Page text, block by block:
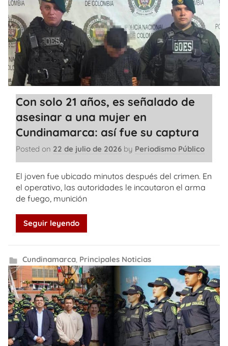
Con solo 21 años, es señalado de
asesinar a una mujer en
Cundinamarca: así fue su captura
Posted on 22 de julio de 2026 by Periodismo Público
El joven fue ubicado minutos después del crimen. En
el operativo, las autoridades le incautaron el arma
de fuego, munición
Seguir leyendo
Cundinamarca, Principales Noticias